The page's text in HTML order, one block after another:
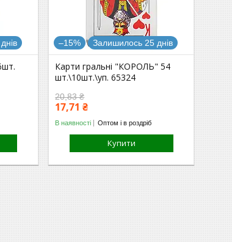
–15% Залишилось 25 днів
Карти гральні "КОРОЛЬ" 54
шт.\10шт.\уп. 65324
20,83 ₴
17,71 ₴
В наявності Оптом і в роздріб
Купити